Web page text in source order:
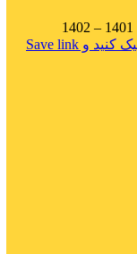
جهت ذخیره فایل روی دکمه دانلود راست کلیک کنید و Save link